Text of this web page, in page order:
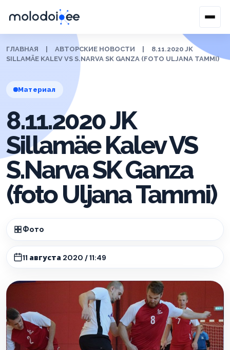
ГЛАВНАЯ АВТОРСКИЕ НОВОСТИ
8.11.2020 JK
SILLAMÄE KALEV VS S.NARVA SK GANZA (FOTO ULJANA TAMMI)
Материал
8.11.2020 JK
Sillamäe Kalev VS
S.Narva SK Ganza
(foto Uljana Tammi)
Фото
11 августа 2020 / 11:49